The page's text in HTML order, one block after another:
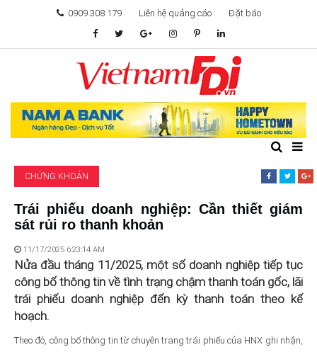
0909.308.179 Liên hệ quảng cáo Đặt báo
TÂM ĐIỂM ĐẦU TƯ
TÀI CHÍNH
KHỞI NGHIỆP
GIẢI TRÍ & CÔNG NGHỆ
CHỨNG KHOÁN
Trái phiếu doanh nghiệp: Cần thiết giám
sát rủi ro thanh khoản
11/17/2025 6:23:14 AM
Nửa đầu tháng 11/2025, một số doanh nghiệp tiếp tục
công bố thông tin về tình trạng chậm thanh toán gốc, lãi
trái phiếu doanh nghiệp đến kỳ thanh toán theo kế
hoạch.
Theo đó, công bố thông tin từ chuyên trang trái phiếu của HNX ghi nhận,